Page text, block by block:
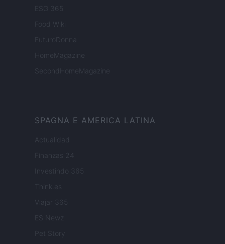
ESG 365
Food Wiki
FuturoDonna
HomeMagazine
SecondHomeMagazine
SPAGNA E AMERICA LATINA
Actualidad
Finanzas 24
Investindo 365
Think.es
Viajar 365
ES Newz
Pet Story